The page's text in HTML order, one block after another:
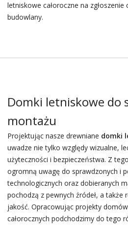
letniskowe całoroczne na
budowlany.
Domki letniskowe do
montażu
Projektując nasze drewniane domki
uwadze nie tylko względy wizualne,
użyteczności i bezpieczeństwa. Z
ogromną uwagę do sprawdzonych i
technologicznych oraz dobieranych
pochodzą z pewnych źródeł, a także
jakość. Opracowując projekty
całorocznych podchodzimy do tego